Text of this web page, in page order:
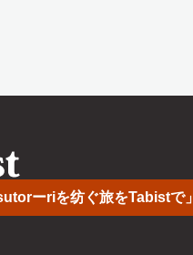
ーriを纺ぐ旅をTabistで」